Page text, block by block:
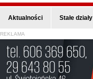
Aktualności Stałe działy
REKLAMA